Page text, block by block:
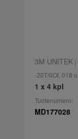
3M UNITEK|
-20T/0Of, 018
1 x 4 kpl
Tuotenumero:
MD177028